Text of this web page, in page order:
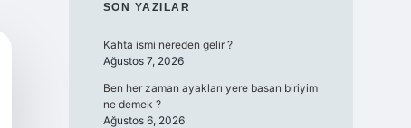
SIDEBAR
SON YAZILAR
Kahta ismi nereden gelir ?
Ağustos 7, 2026
Ben her zaman ayakları yere basan biriyim
ne demek ?
Ağustos 6, 2026